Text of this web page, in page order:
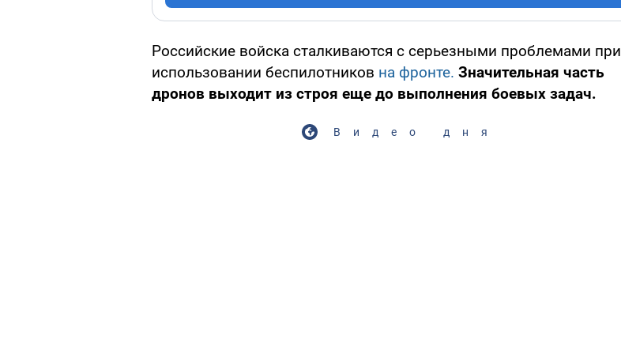
Российские войска сталкиваются с серьезными проблемами при
использовании беспилотников на фронте. Значительная часть
дронов выходит из строя еще до выполнения боевых задач.
Видео дня